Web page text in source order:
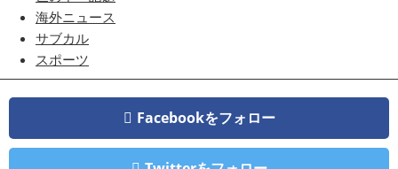
海外ニュース
サブカル
スポーツ
Facebookをフォロー